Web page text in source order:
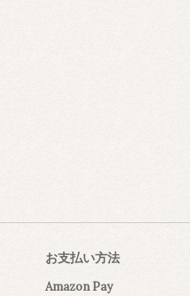
お支払い方法
Amazon Pay